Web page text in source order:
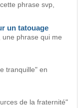
phrase svp,
un tatouage
phrase qui me
tranquille" en
de la fraternité"